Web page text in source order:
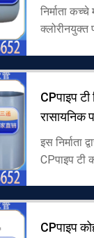
पाइपल
निर्माता
क्लोरीनयुक्त
CPपाइप टी
रासायनिक
कने
इस निर्माता
CPपाइप
CPपाइप